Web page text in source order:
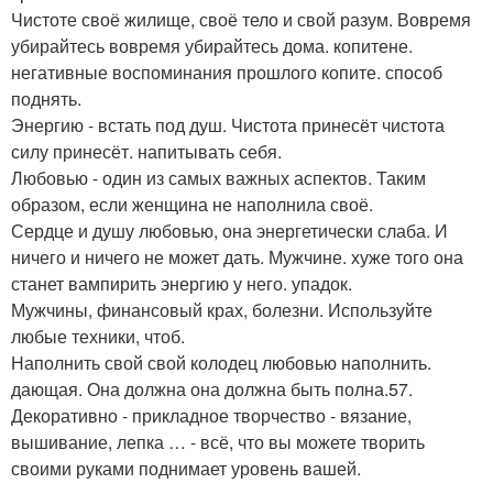
Чистоте своё жилище, своё тело и свой разум. Вовремя
убирайтесь вовремя убирайтесь дома. копитене.
негативные воспоминания прошлого копите. способ
поднять.
Энергию - встать под душ. Чистота принесёт чистота
силу принесёт. напитывать себя.
Любовью - один из самых важных аспектов. Таким
образом, если женщина не наполнила своё.
Сердце и душу любовью, она энергетически слаба. И
ничего и ничего не может дать. Мужчине. хуже того она
станет вампирить энергию у него. упадок.
Мужчины, финансовый крах, болезни. Используйте
любые техники, чтоб.
Наполнить свой свой колодец любовью наполнить.
дающая. Она должна она должна быть полна.57.
Декоративно - прикладное творчество - вязание,
вышивание, лепка … - всё, что вы можете творить
своими руками поднимает уровень вашей.